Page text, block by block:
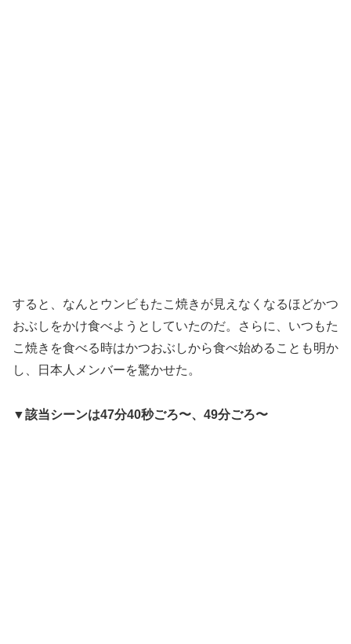
すると、なんとウンビもたこ焼きが見えなくなるほどかつ
おぶしをかけ食べようとしていたのだ。さらに、いつもた
こ焼きを食べる時はかつおぶしから食べ始めることも明か
し、日本人メンバーを驚かせた。
▼該当シーンは47分40秒ごろ〜、49分ごろ〜